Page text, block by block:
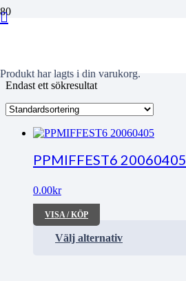
Produkt har lagts i din varukorg.
Endast ett sökresultat
PPMIFFEST6 20060405
0.00kr
VISA / KÖP
Välj alternativ